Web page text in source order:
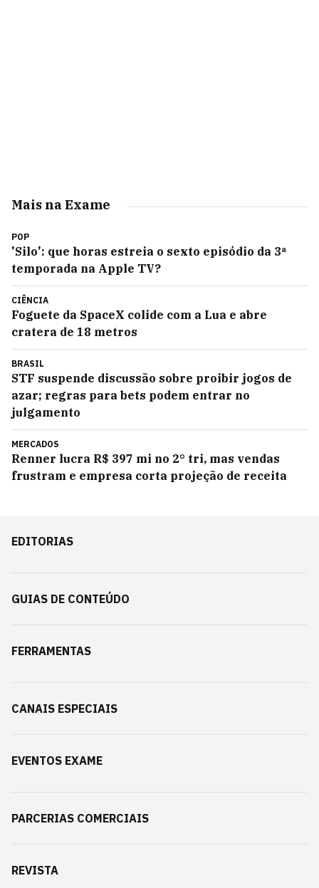
Mais na Exame
POP
'Silo': que horas estreia o sexto episódio da 3ª
temporada na Apple TV?
CIÊNCIA
Foguete da SpaceX colide com a Lua e abre
cratera de 18 metros
BRASIL
STF suspende discussão sobre proibir jogos de
azar; regras para bets podem entrar no
julgamento
MERCADOS
Renner lucra R$ 397 mi no 2° tri, mas vendas
frustram e empresa corta projeção de receita
EDITORIAS
GUIAS DE CONTEÚDO
FERRAMENTAS
CANAIS ESPECIAIS
EVENTOS EXAME
PARCERIAS COMERCIAIS
REVISTA